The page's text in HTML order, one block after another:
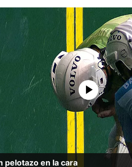
pelotazo en la cara